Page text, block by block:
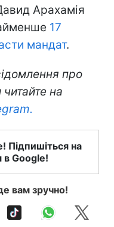
Арахамія
17
мандат.
про
читайте на
Підпишіться на
в Google!
вам зручно!